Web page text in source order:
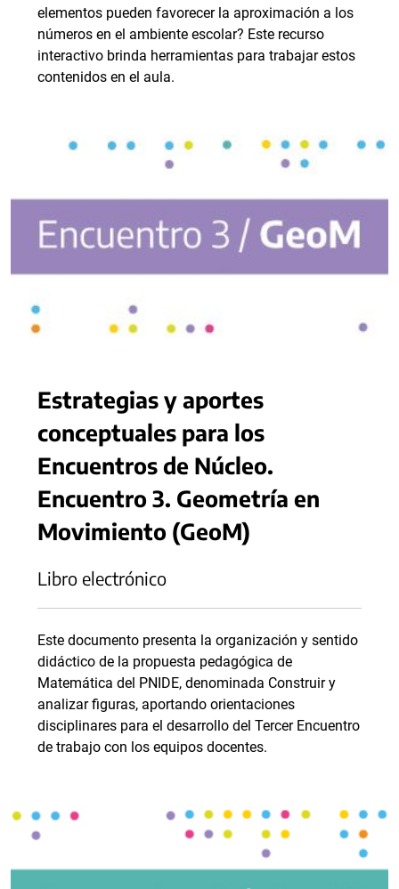
elementos pueden favorecer la aproximación a los
números en el ambiente escolar? Este recurso
interactivo brinda herramientas para trabajar estos
contenidos en el aula.
Estrategias y aportes
conceptuales para los
Encuentros de Núcleo.
Encuentro 3. Geometría en
Movimiento (GeoM)
Libro electrónico
Este documento presenta la organización y sentido
didáctico de la propuesta pedagógica de
Matemática del PNIDE, denominada Construir y
analizar figuras, aportando orientaciones
disciplinares para el desarrollo del Tercer Encuentro
de trabajo con los equipos docentes.